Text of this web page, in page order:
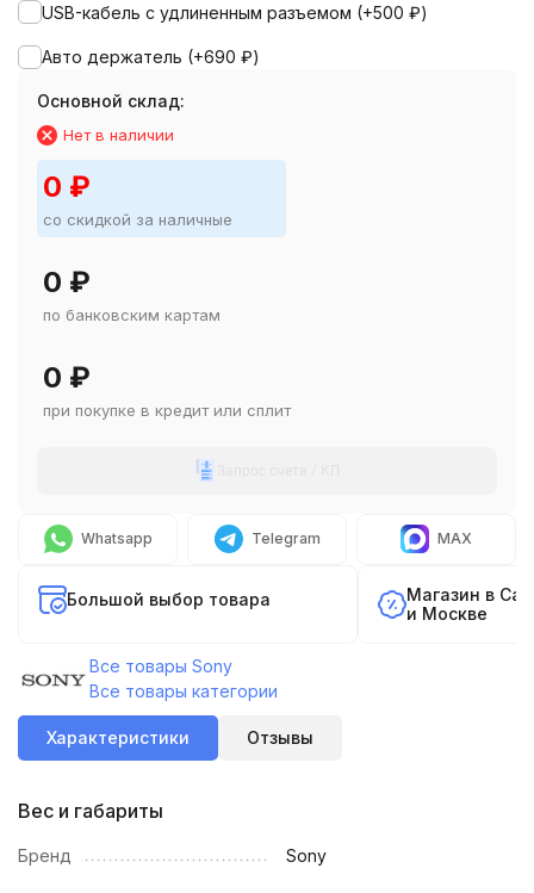
USB-кабель с удлиненным разъемом (+500 ₽)
Авто держатель (+690 ₽)
Основной склад:
Нет в наличии
0 ₽
со скидкой за наличные
0 ₽
по банковским картам
0 ₽
при покупке в кредит или сплит
Whatsapp Telegram MAX
Большой выбор товара
Магазин в
и Москве
Все товары Sony
Все товары категории
Характеристики Отзывы
Вес и габариты
Бренд Sony